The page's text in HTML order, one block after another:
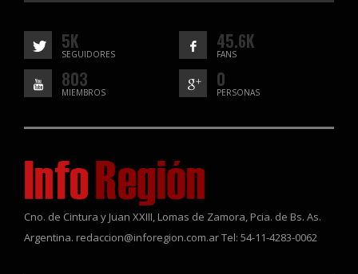
5K
SEGUIDORES
45.6K
FANS
803
MIEMBROS
0
PERSONAS
Cno. de Cintura y Juan XXIII, Lomas de Zamora, Pcia. de Bs. As.
Argentina. redaccion@inforegion.com.ar Tel: 54-11-4283-0062